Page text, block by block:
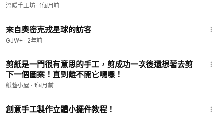
溫暖手工坊 · 1個月前
來自奧密克戎星球的訪客
GJW+ · 2年前
剪紙是一門很有意思的手工，剪成功一次後還想著去剪
下一個圖案！直到離不開它嘿嘿！
紙藝小屋 · 1個月前
創意手工製作立體小擺件教程！